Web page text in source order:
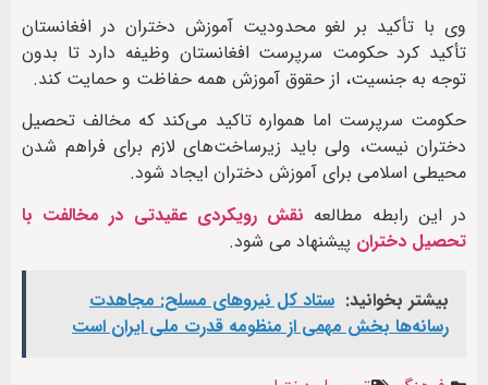
وی با تأکید بر لغو محدودیت آموزش دختران در افغانستان
تأکید کرد حکومت سرپرست افغانستان وظیفه دارد تا بدون
توجه به جنسیت، از حقوق آموزش همه حفاظت و حمایت کند.
حکومت سرپرست اما همواره تاکید می‌کند که مخالف تحصیل
دختران نیست، ولی باید زیرساخت‌های لازم برای فراهم شدن
محیطی اسلامی برای آموزش دختران ایجاد شود.
در این رابطه مطالعه نقش رویکردی عقیدتی در مخالفت با
تحصیل دختران پیشنهاد می شود.
بیشتر بخوانید: ستاد کل نیروهای مسلح: مجاهدت
رسانه‌ها بخش مهمی از منظومه قدرت ملی ایران است